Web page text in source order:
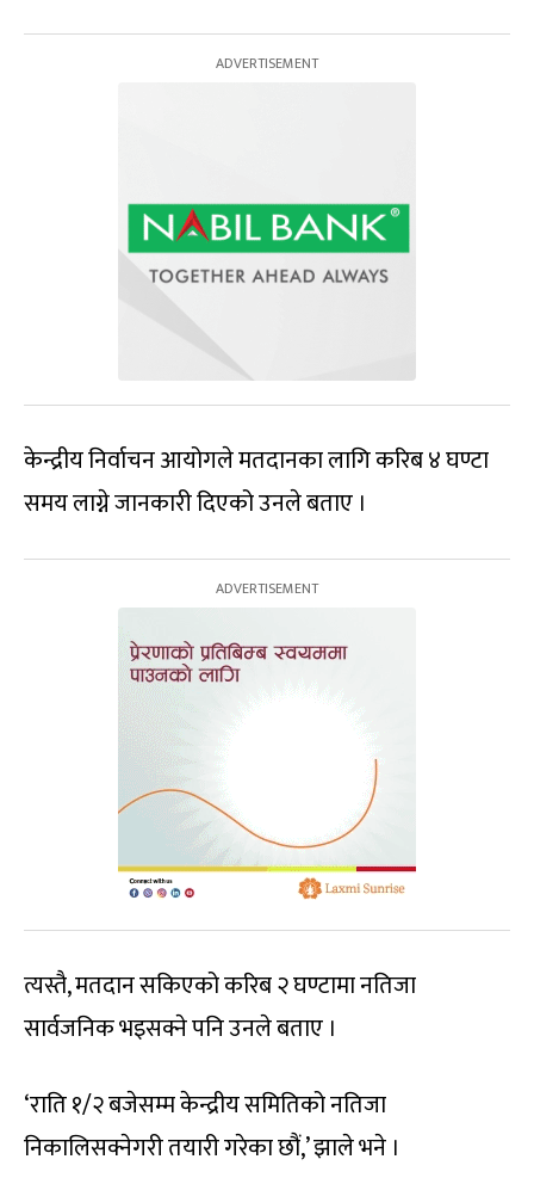
केन्द्रीय निर्वाचन आयोगले मतदानका लागि करिब ४ घण्टा
समय लाग्ने जानकारी दिएको उनले बताए ।
त्यस्तै, मतदान सकिएको करिब २ घण्टामा नतिजा
सार्वजनिक भइसक्ने पनि उनले बताए ।
‘राति १/२ बजेसम्म केन्द्रीय समितिको नतिजा
निकालिसक्नेगरी तयारी गरेका छौं,’ झाले भने ।